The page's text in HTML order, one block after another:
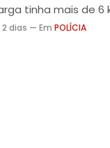
tinha mais de 6
2 dias — Em POLÍCIA